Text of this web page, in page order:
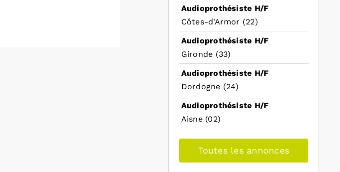
Audioprothésiste H/F
Côtes-d'Armor (22)
Audioprothésiste H/F
Gironde (33)
Audioprothésiste H/F
Dordogne (24)
Audioprothésiste H/F
Aisne (02)
Toutes les annonces